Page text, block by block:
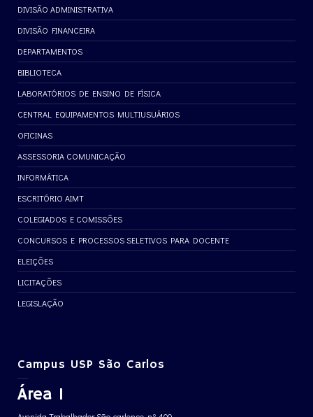
DIVISÃO ADMINISTRATIVA
DIVISÃO FINANCEIRA
DEPARTAMENTOS
BIBLIOTECA
LABORATÓRIOS DE ENSINO DE FÍSICA
CENTRAL EQUIPAMENTOS MULTIUSUÁRIOS
OFICINAS
ASSESSORIA COMUNICAÇÃO
INFORMÁTICA
ESCRITÓRIO AIMT
COLEGIADOS E COMISSÕES
CONCURSOS E PROCESSOS SELETIVOS PARA DOCENTE
ELEIÇÕES
LICITAÇÕES
LEGISLAÇÃO
Campus USP São Carlos
Área 1